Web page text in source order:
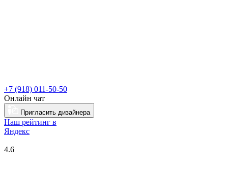
+7 (918) 011-50-50
Онлайн чат
Пригласить дизайнера
Наш рейтинг в
Яндекс
4.6